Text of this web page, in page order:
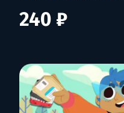
240 ₽